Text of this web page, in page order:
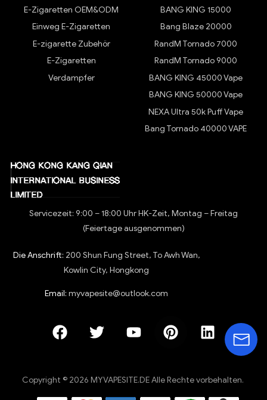
E-Zigaretten OEM&ODM
Einweg E-Zigaretten
E-zigarette Zubehör
E-Zigaretten
Verdampfer
BANG KING 15000
Bang Blaze 20000
RandM Tornado 7000
RandM Tornado 9000
BANG KING 45000 Vape
BANG KING 50000 Vape
NEXA Ultra 50k Puff Vape
Bang Tornado 40000 VAPE
Servicezeit: 9:00 – 18:00 Uhr HK-Zeit, Montag – Freitag
(Feiertage ausgenommen)
Die Anschrift: 200 Shun Fung Street, To Awh Wan,
Kowlin City, Hongkong
Email: myvapesite@outlook.com
Copyright © 2026 MYVAPESITE.DE Alle Rechte vorbehalten.